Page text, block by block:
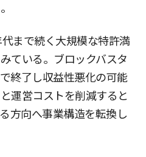
まで続く大規模な特許満
ている。ブロックバスタ
終了し収益性悪化の可能
運営コストを削減すると
方向へ事業構造を転換し